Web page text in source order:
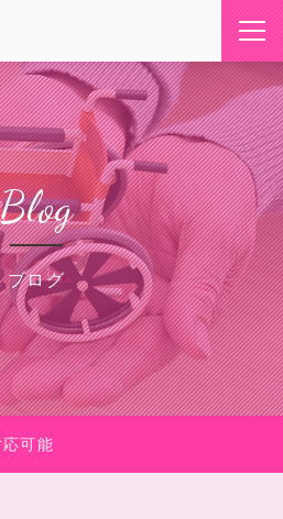
Blog
ブログ
可能